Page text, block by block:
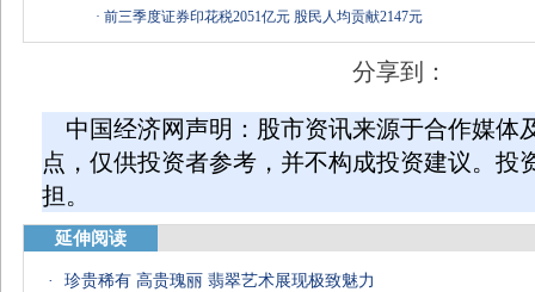
· 前三季度证券印花税2051亿元 股民人均贡献2147元
分享到：
中国经济网声明：股市资讯来源于合作媒体
点，仅供投资者参考，并不构成投资建议。投
担。
延伸阅读
·
珍贵稀有 高贵瑰丽 翡翠艺术展现极致魅力